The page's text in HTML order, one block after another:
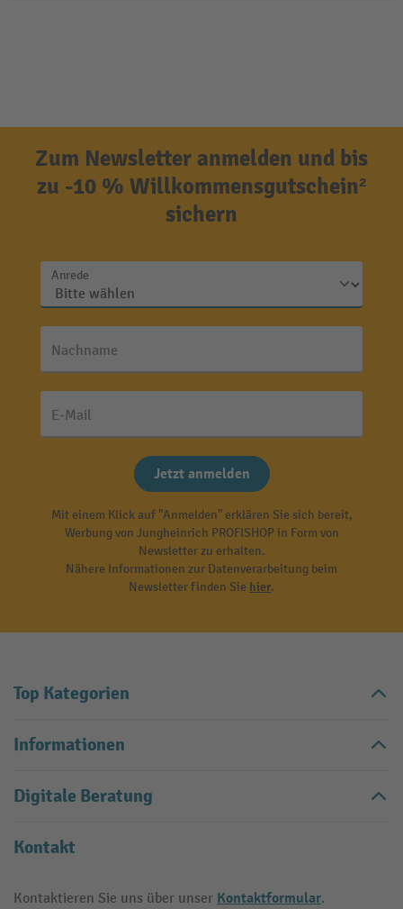
Zum Newsletter anmelden und bis
zu -10 % Willkommensgutschein²
sichern
Anrede
Nachname
E-Mail
Jetzt anmelden
Mit einem Klick auf "Anmelden" erklären Sie sich bereit,
Werbung von Jungheinrich PROFISHOP in Form von
Newsletter zu erhalten.
Nähere Informationen zur Datenverarbeitung beim
Newsletter finden Sie hier.
Top Kategorien
Informationen
Digitale Beratung
Kontakt
Kontaktieren Sie uns über unser Kontaktformular.